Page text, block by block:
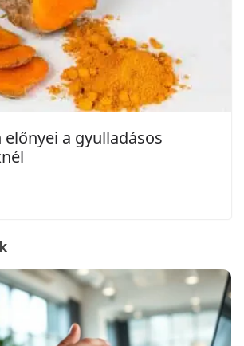
a gyulladásos